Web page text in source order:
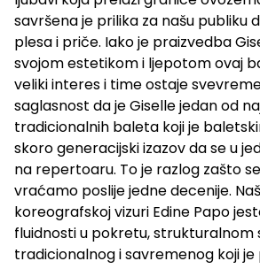
savršena je prilika za našu publiku
plesa i priče. Iako je praizvedba
svojom estetikom i ljepotom ovaj
veliki interes i time ostaje
saglasnost da je Giselle jedan od
tradicionalnih baleta koji je
skoro generacijski izazov da se u
na repertoaru. To je razlog zašto
vraćamo poslije jedne decenije.
koreografskoj vizuri Edine Papo
fluidnosti u pokretu, strukturalnom
tradicionalnog i savremenog koji